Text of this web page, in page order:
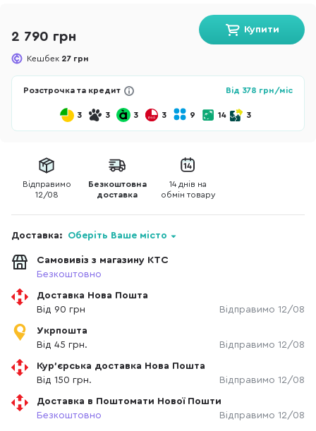
2 790 грн
Кешбек 27 грн
Купити
Розстрочка та кредит Від 378 грн/міс
3 3 3 3 9 14 3
Відправимо
12/08
Безкоштовна
доставка
14 днів на
обмін товару
Доставка: Оберіть Ваше місто
Самовивіз з магазину КТС
Безкоштовно
Доставка Нова Пошта
Від 90 грн
Відправимо 12/08
Укрпошта
Від 45 грн.
Відправимо 12/08
Кур'єрська доставка Нова Пошта
Від 150 грн.
Відправимо 12/08
Доставка в Поштомати Нової Пошти
Безкоштовно
Відправимо 12/08